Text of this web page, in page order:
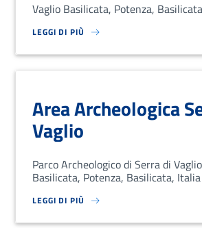
Vaglio Basilicata, Potenza,
LEGGI DI PIÙ
SU LOREM IPSUM DOLOR SIT AMET,
Area Archeologica
Vaglio
Parco Archeologico di Serra di
Basilicata, Potenza, Basilicata, Italia
LEGGI DI PIÙ
SU LOREM IPSUM DOLOR SIT AMET,